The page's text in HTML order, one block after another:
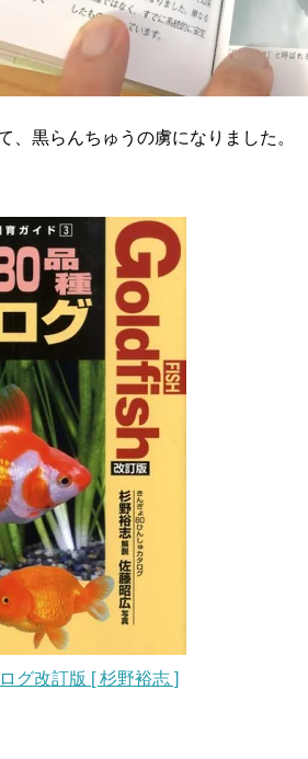
、黒らんちゅうの虜になりました。
グ改訂版 [ 杉野裕志 ]